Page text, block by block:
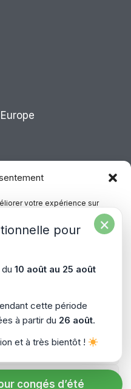
votre expérience sur
des contenus personnalisés.
vos préférences à tout
l’Europe via
| Développement & Design
congés d’été
×
pour
10 août au 25 août
cette période
à partir du 26 août.
et à très bientôt !